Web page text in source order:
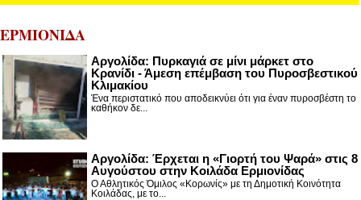
ΕΡΜΙΟΝΙΔΑ
Αργολίδα: Πυρκαγιά σε μίνι μάρκετ στο
Κρανίδι - Άμεση επέμβαση του Πυροσβεστικού
Κλιμακίου
Ένα περιστατικό που αποδεικνύει ότι για έναν πυροσβέστη το
καθήκον δε...
Αργολίδα: Έρχεται η «Γιορτή του Ψαρά» στις 8
Αυγούστου στην Κοιλάδα Ερμιονίδας
Ο Αθλητικός Όμιλος «Κορωνίς» με τη Δημοτική Κοινότητα
Κοιλάδας, με το...